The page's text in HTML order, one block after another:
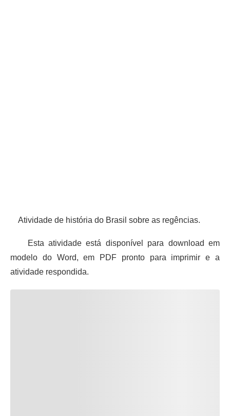
Atividade de história do Brasil sobre as regências.
Esta atividade está disponível para download em
modelo do Word, em PDF pronto para imprimir e a
atividade respondida.